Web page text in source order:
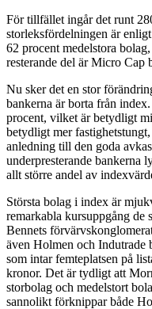
För tillfället ingår det runt
storleksfördelningen är
62 procent medelstora
resterande del är Micro Cap
Nu sker det en stor
bankerna är borta från
procent, vilket är betydligt
betydligt mer
anledning till den goda
underpresterande bankerna
allt större andel av
Största bolag i index är
remarkabla kursuppgång de
Bennets
även Holmen och Indutrade
som intar femteplatsen på
kronor. Det är tydligt att
storbolag och medelstort
sannolikt förknippar både